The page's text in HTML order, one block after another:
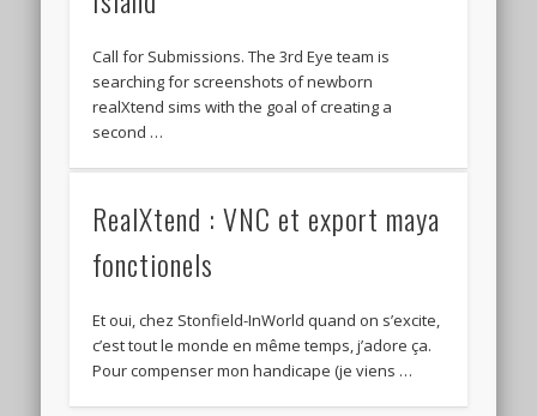
Call for Submissions. The 3rd Eye team is
searching for screenshots of newborn
realXtend sims with the goal of creating a
second …
RealXtend : VNC et export maya
fonctionels
Et oui, chez Stonfield-InWorld quand on s’excite,
c’est tout le monde en même temps, j’adore ça.
Pour compenser mon handicape (je viens …